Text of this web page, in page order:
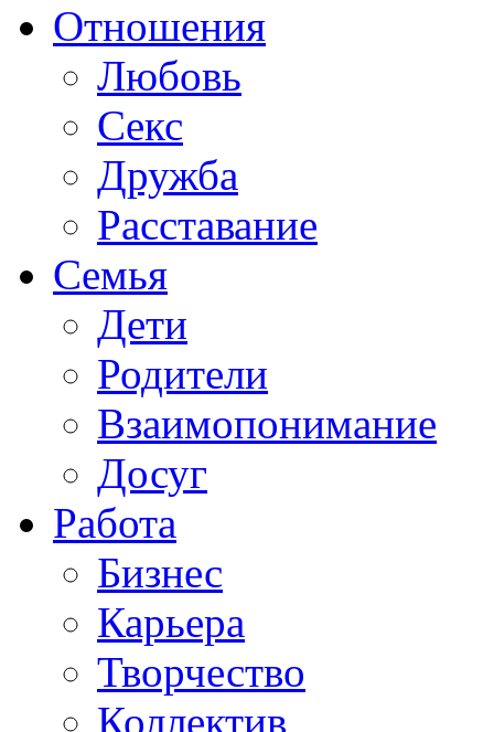
Отношения
Любовь
Секс
Дружба
Расставание
Семья
Дети
Родители
Взаимопонимание
Досуг
Работа
Бизнес
Карьера
Творчество
Коллектив